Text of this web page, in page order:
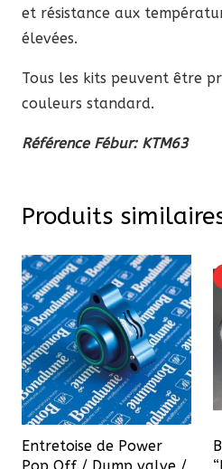
et résistance aux
élevées.
Tous les kits peuvent être
couleurs standard.
Référence Fébur: KTM63
Produits
Entretoise de Power